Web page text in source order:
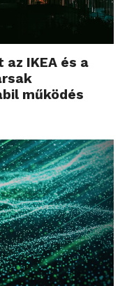
IKEA és a
működés